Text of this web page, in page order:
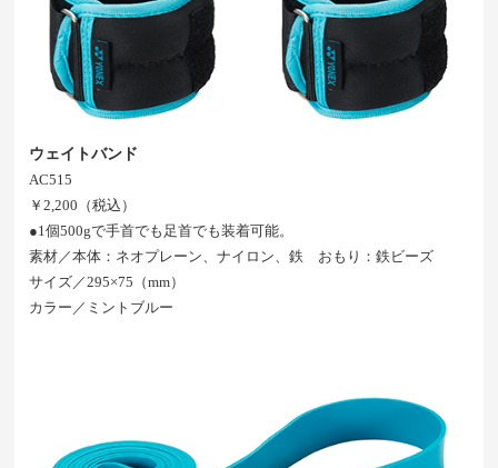
ウェイトバンド
AC515
￥2,200（税込）
●1個500gで手首でも足首でも装着可能。
素材／本体：ネオプレーン、ナイロン、鉄 おもり：鉄ビーズ
サイズ／295×75（mm）
カラー／ミントブルー